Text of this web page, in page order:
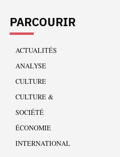
PARCOURIR
ACTUALITÉS
ANALYSE
CULTURE
CULTURE &
SOCIÉTÉ
ÉCONOMIE
INTERNATIONAL